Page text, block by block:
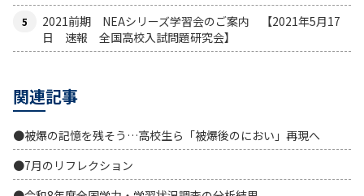
2021前期 NEAシリーズ学習会のご案内 【2021年5月17
日 速報 全国高校入試問題研究会】
関連記事
●被爆の記憶を残そう…高校生ら「被爆後のにおい」再現へ
●7月のリフレクション